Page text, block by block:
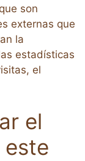
son
externas que
la
estadísticas
el
el
este